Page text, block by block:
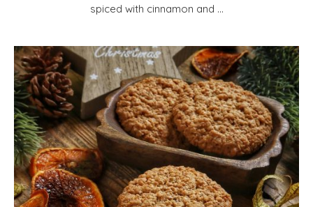
spiced with cinnamon and …